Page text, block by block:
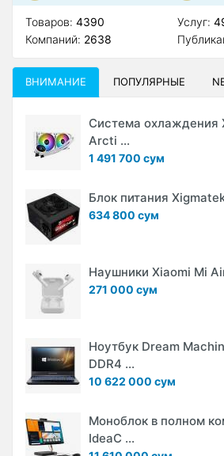
Товаров: 4390
Компаний: 2638
Услуг:
ВНИМАНИЕ ПОПУЛЯРНЫЕ
Система охлаждения
Arcti ...
1 491 700 сум
Блок питания
634 800 сум
Наушники Xiaomi Mi
271 000 сум
Ноутбук Dream
DDR4 ...
10 622 000 сум
Моноблок в полном
IdeaC ...